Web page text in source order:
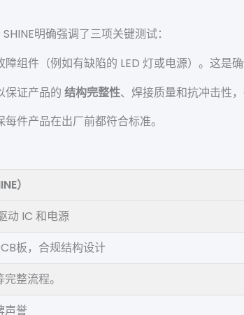
明确强调了三项关键测试：
组件（例如有缺陷的 LED 灯或电源）。这是
保证产品的 结构完整性、焊接质量和抗冲击性
件产品在出厂前都符合标准。
）
动 IC 和电源
板，合规结构设计
整流程。
声誉